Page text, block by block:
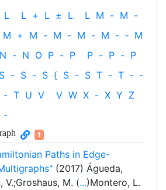
L L + L ± L L M - M -
M + M - M - M - M - ‐ M
N - N O P - P P - P - P
S - S - S { S - S T - T ‐ -
- T U V V W X - X Y Z
-
1
Paths in Edge-
(2017) Águeda,
V.;Groshaus, M. (...)Montero, L.